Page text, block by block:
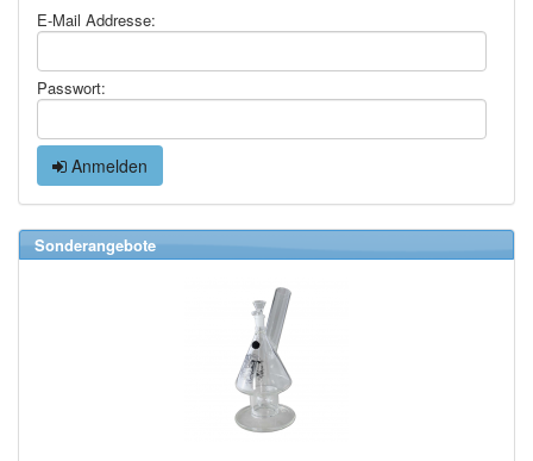
E-Mail Addresse:
Passwort:
Anmelden
Sonderangebote